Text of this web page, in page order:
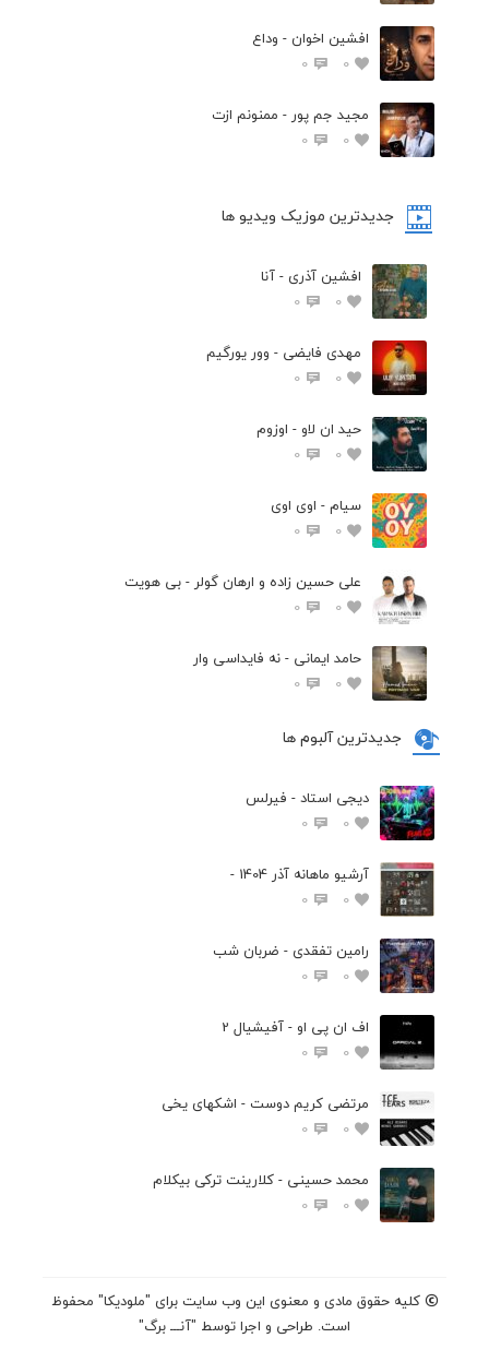
افشين اخوان - وداع
0
0
مجید جم پور - ممنونم ازت
0
0
جدیدترین موزیک ویدیو ها
افشین آذری - آنا
0
0
مهدی فایضی - وور یورگیم
0
0
حید ان لاو - اوزوم
0
0
سیام - اوی اوی
0
0
علی حسین زاده و ارهان گولر - بی هویت
0
0
حامد ایمانی - نه فایداسی وار
0
0
جدیدترین آلبوم ها
دیجی استاد - فیرلس
0
0
آرشیو ماهانه آذر 1404 -
0
0
رامین تفقدی - ضربان شب
0
0
اف ان پی او - آفیشیال 2
0
0
مرتضی کریم دوست - اشکهای یخی
0
0
محمد حسینی - کلارینت ترکی بیکلام
0
0
کلیه حقوق مادی و معنوی این وب سایت برای "ملودیکا" محفوظ
است. طراحی و اجرا توسط "آنـــ برگ"